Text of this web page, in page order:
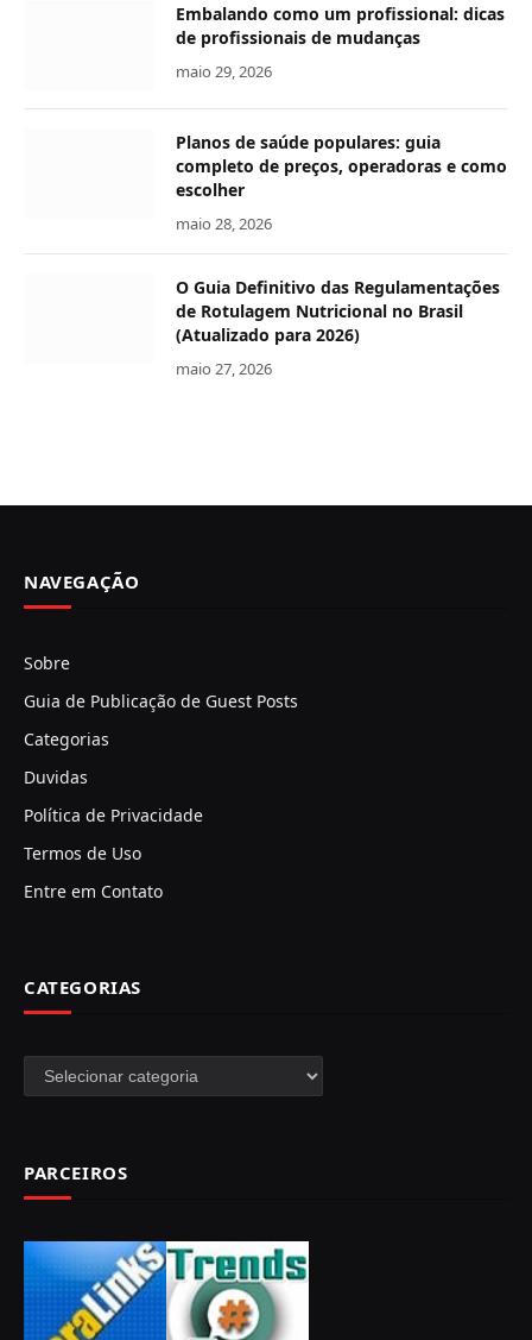
Embalando como um profissional: dicas
de profissionais de mudanças
maio 29, 2026
Planos de saúde populares: guia
completo de preços, operadoras e como
escolher
maio 28, 2026
O Guia Definitivo das Regulamentações
de Rotulagem Nutricional no Brasil
(Atualizado para 2026)
maio 27, 2026
NAVEGAÇÃO
Sobre
Guia de Publicação de Guest Posts
Categorias
Duvidas
Política de Privacidade
Termos de Uso
Entre em Contato
CATEGORIAS
Categorias
PARCEIROS